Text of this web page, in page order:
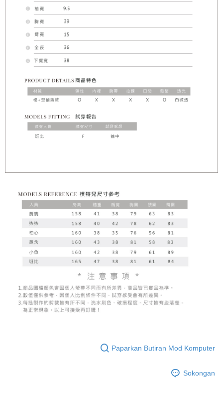
Paparkan Butiran Mod Komputer
Sokongan